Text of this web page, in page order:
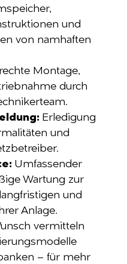
und
von namhaften
Montage,
durch
Erledigung
und
Umfassender
Wartung zur
und
Anlage.
vermitteln
– für mehr